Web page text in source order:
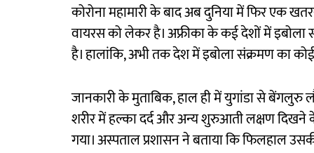
कोरोना महामारी के बाद अब दुनिया में फिर एक
वायरस को लेकर है। अफ्रीका के कई देशों में
है। हालांकि, अभी तक देश में इबोला संक्रमण का
जानकारी के मुताबिक, हाल ही में युगांडा से बेंगलुरु
शरीर में हल्का दर्द और अन्य शुरुआती लक्षण दिखने
गया। अस्पताल प्रशासन ने बताया कि फिलहाल